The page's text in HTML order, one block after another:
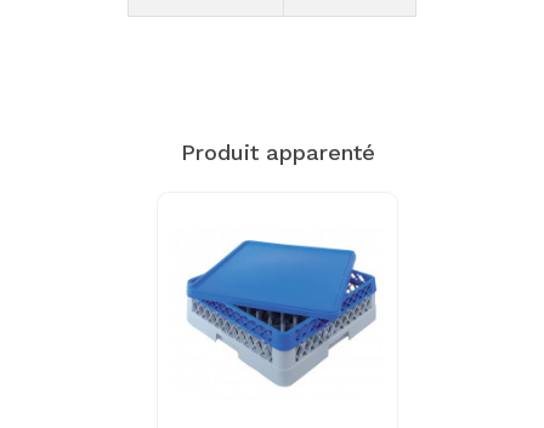
Produit apparenté